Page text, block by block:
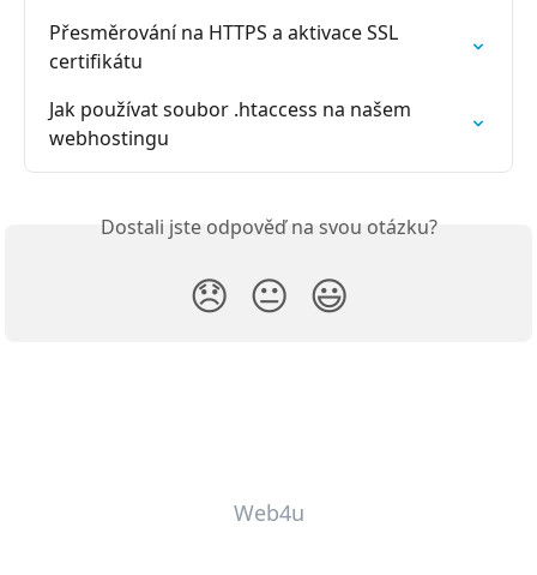
Přesměrování na HTTPS a aktivace SSL
certifikátu
Jak používat soubor .htaccess na našem
webhostingu
Dostali jste odpověď na svou otázku?
😞 😐 😃
Web4u